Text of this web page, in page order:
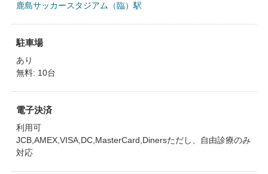
鹿島サッカースタジアム（臨）駅
駐車場
あり
無料: 10台
電子決済
利用可
JCB,AMEX,VISA,DC,MasterCard,Dinersただし、自由診療のみ
対応